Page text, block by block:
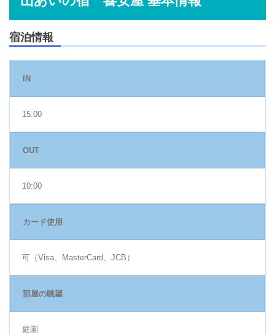
宿泊情報
IN
15:00
OUT
10:00
カード使用
可（Visa、MasterCard、JCB）
部屋の眺望
庭園